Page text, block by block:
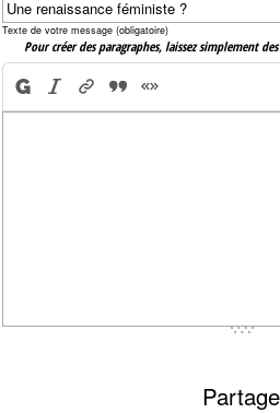
Texte de votre message (obligatoire)
Pour créer des paragraphes, laissez simplement